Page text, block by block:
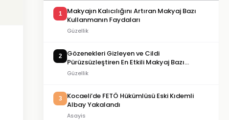
1
Makyajın Kalıcılığını Artıran Makyaj Bazı
Kullanmanın Faydaları
Güzellik
2
Gözenekleri Gizleyen ve Cildi
Pürüzsüzleştiren En Etkili Makyaj Bazı
Önerileri
Güzellik
3
Kocaeli’de FETÖ Hükümlüsü Eski Kıdemli
Albay Yakalandı
Asayis